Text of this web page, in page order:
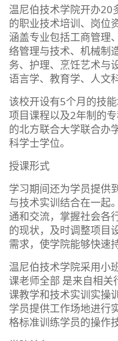
温尼伯技术学院开办20
的职业技术培训、岗位
涵盖专业包括⼯商管理
络管理与技术、机械制
务、护理、烹饪艺术与
语⾔学、教育学、⼈文
该校开设有5个⽉的技
项⽬课程以及2年制的
的北⽅联合⼤学联合办
科学⼠学位。
授课形式
学习期间还为学员提供
与技术实训结合在⼀起
通和交流，掌握社会各
的现状，及时调整项目
需求，使学院能够快速
温尼伯技术学院采⽤⼩
课老师全部 是来⾃相
课教学和技术实训实操
学员提供⼯作场地进⾏
格标准训练学员的操作